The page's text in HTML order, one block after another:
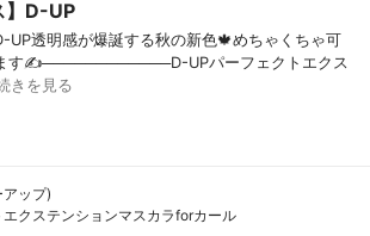
】D-UP
UP透明感が爆誕する秋の新色🍁めちゃくちゃ可
す✍️────────────D-UPパーフェクトエクス
きを見る
ップ)
エクステンションマスカラforカール